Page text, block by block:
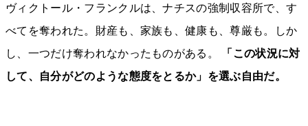
ヴィクトール・フランクルは、ナチスの強制収容所で、す
べてを奪われた。財産も、家族も、健康も、尊厳も。しか
し、一つだけ奪われなかったものがある。
「この状況に対
して、自分がどのような態度をとるか」を選ぶ自由だ。